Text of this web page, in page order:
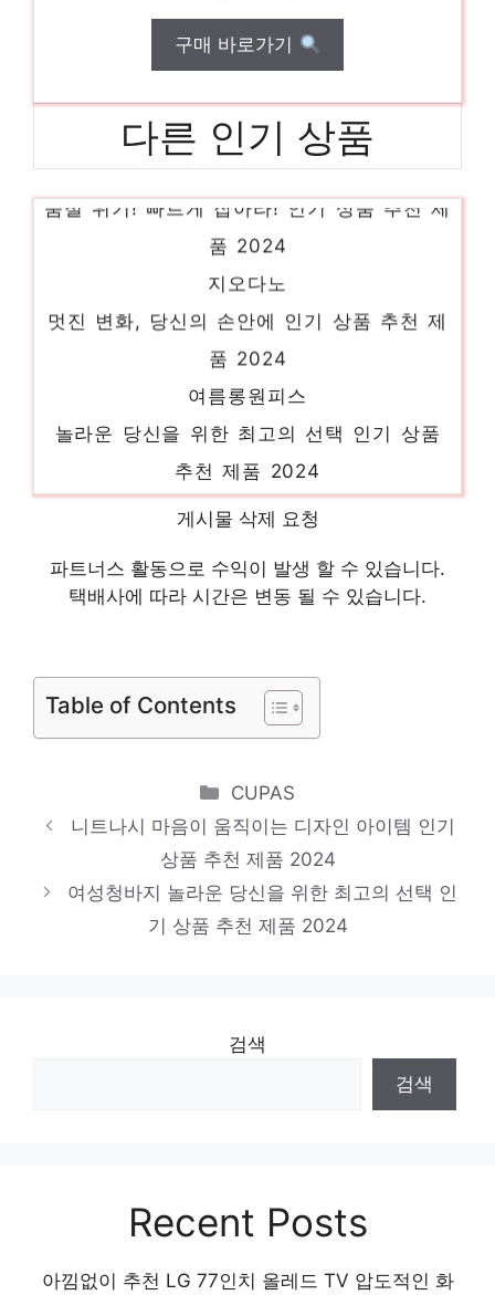
구매 바로가기
다른 인기 상품
더엣지
리스트니트
혜택 가득, 지금 바로 적용! 인기 상품 추천
제품 2024
샤스커트
제품 2024
시슬리블라우스
천 제품 2024
프릴블라우스
당신을 위한 세상에 하나뿐인 상품 인기 상품
추천 제품 2024
게시물 삭제 요청
파트너스 활동으로 수익이 발생 할 수 있습니다.
택배사에 따라 시간은 변동 될 수 있습니다.
Table of Contents
Categories
CUPAS
니트나시 마음이 움직이는 디자인 아이템 인기
상품 추천 제품 2024
여성청바지 놀라운 당신을 위한 최고의 선택 인
기 상품 추천 제품 2024
검색
검색
Recent Posts
아낌없이 추천 LG 77인치 올레드 TV 압도적인 화